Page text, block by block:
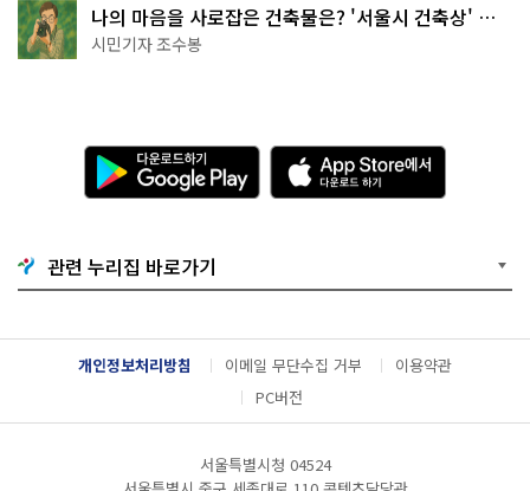
나의 마음을 사로잡은 건축물은? '서울시 건축상' 수
상작 공개!
시민기자 조수봉
다
운
로
기
G
o
g
l
e
A
p
p
e
서
다
운
관련 누리집 바로가기
개인정보처리방침 이메일 무단수집 거부
이용약관
PC버전
서울특별시청 04524